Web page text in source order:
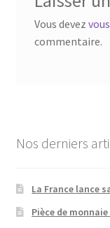
Vous devez
commentaire.
Nos derniers
La France lance
Pièce de